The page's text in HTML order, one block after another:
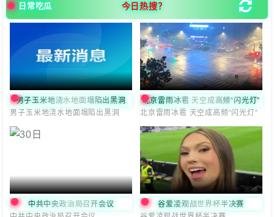
日常吃瓜 今日热搜？
男子玉米地浇水地面塌陷出黑洞
男子玉米地浇水地面塌陷出黑洞
北京雷雨冰雹 天空成高频“闪光灯”
北京雷雨冰雹 天空成高频“闪光灯”
中共中央政治局召开会议
谷爱凌观战世界杯半决赛